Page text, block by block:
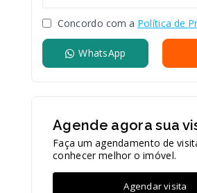
Concordo com a Política de
WhatsApp
Agende agora sua
Faça um agendamento de
conhecer melhor o imóvel.
Agendar visita